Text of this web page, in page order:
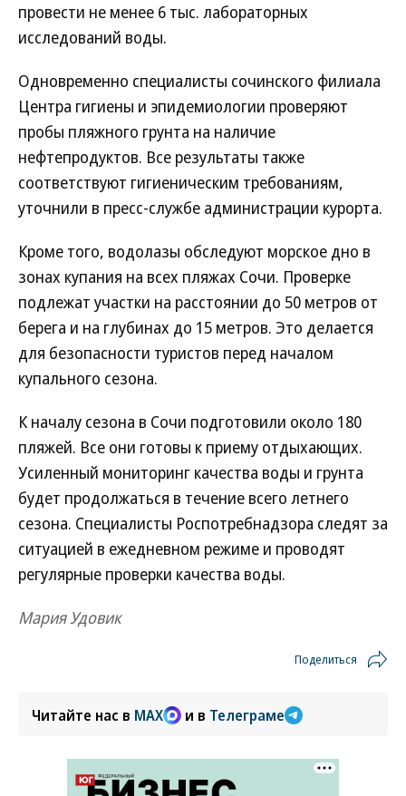
провести не менее 6 тыс. лабораторных
исследований воды.
Одновременно специалисты сочинского филиала
Центра гигиены и эпидемиологии проверяют
пробы пляжного грунта на наличие
нефтепродуктов. Все результаты также
соответствуют гигиеническим требованиям,
уточнили в пресс-службе администрации курорта.
Кроме того, водолазы обследуют морское дно в
зонах купания на всех пляжах Сочи. Проверке
подлежат участки на расстоянии до 50 метров от
берега и на глубинах до 15 метров. Это делается
для безопасности туристов перед началом
купального сезона.
К началу сезона в Сочи подготовили около 180
пляжей. Все они готовы к приему отдыхающих.
Усиленный мониторинг качества воды и грунта
будет продолжаться в течение всего летнего
сезона. Специалисты Роспотребнадзора следят за
ситуацией в ежедневном режиме и проводят
регулярные проверки качества воды.
Мария Удовик
Поделиться
Читайте нас в MAX и в Телеграме